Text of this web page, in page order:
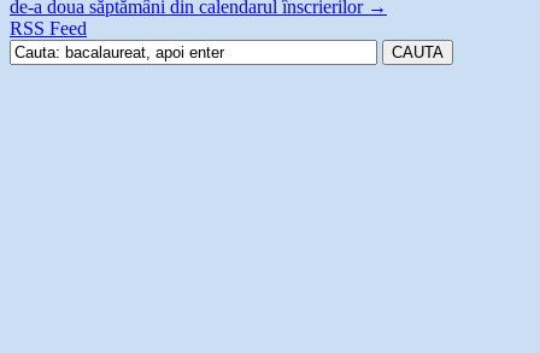
de-a doua săptămâni din calendarul înscrierilor →
RSS Feed